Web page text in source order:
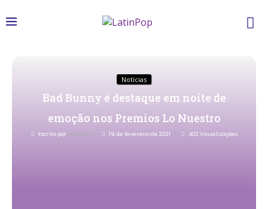
Notícias
Bad Bunny é destaque em noite de
emoção nos Premios Lo Nuestro
Escrito por Redacao 19 de fevereiro de 2021 402 Visualizações